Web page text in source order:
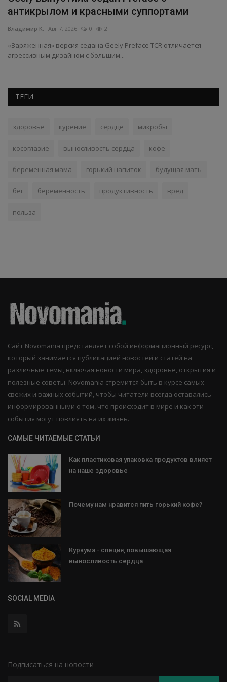
антикрылом и красными суппортами
Владимир К. Авг 7, 2026 0 2
«Заряженная» версия седана Geely Preface TCR отличается
агрессивным дизайном с большим...
ТЕГИ
здоровье курение сердце микробы
косоглазие выносливость сердца кофе
беременная мама горький напиток будущая мать
бег беременность продуктивность вред
польза
Сайт Novomania представляет собой информационный ресурс,
который занимается публикацией новостей и статей на
различные темы, включая новости мира, здоровье, открытия и
полезные советы. Novomania стремится быть в курсе самых
свежих и важных событий, чтобы читатели всегда оставались
информированными о том, что происходит в мире и как эти
события могут повлиять на их жизнь.
САМЫЕ ЧИТАЕМЫЕ СТАТЬИ
Как пластиковая упаковка продуктов влияет
на наше здоровье
Почему нам нравится пить горький кофе?
Куркума - специя, повышающая
выносливость сердца
SOCIAL MEDIA
Подписаться на новости